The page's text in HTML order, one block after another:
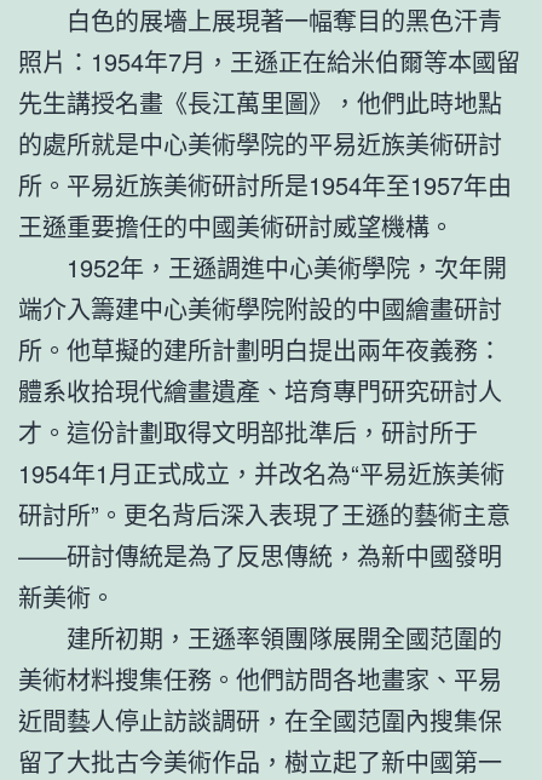
白色的展墻上展現著一幅奪目的黑色汗青
照片：1954年7月，王遜正在給米伯爾等本國留
先生講授名畫《長江萬里圖》，他們此時地點
的處所就是中心美術學院的平易近族美術研討
所。平易近族美術研討所是1954年至1957年由
王遜重要擔任的中國美術研討威望機構。
1952年，王遜調進中心美術學院，次年開
端介入籌建中心美術學院附設的中國繪畫研討
所。他草擬的建所計劃明白提出兩年夜義務：
體系收拾現代繪畫遺產、培育專門研究研討人
才。這份計劃取得文明部批準后，研討所于
1954年1月正式成立，并改名為“平易近族美術
研討所”。更名背后深入表現了王遜的藝術主意
——研討傳統是為了反思傳統，為新中國發明
新美術。
建所初期，王遜率領團隊展開全國范圍的
美術材料搜集任務。他們訪問各地畫家、平易
近間藝人停止訪談調研，在全國范圍內搜集保
留了大批古今美術作品，樹立起了新中國第一